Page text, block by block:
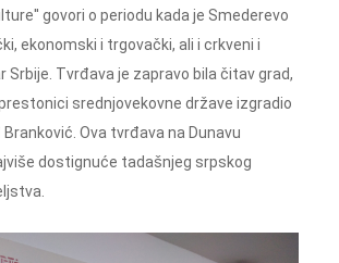
govori o periodu kada je Smederevo
ekonomski i trgovački, ali i crkveni i
Srbije. Tvrđava je zapravo bila čitav grad,
srednjovekovne države izgradio
Ova tvrđava na Dunavu
dostignuće tadašnjeg srpskog